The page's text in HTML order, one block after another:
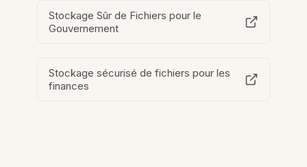
Stockage Sûr de Fichiers pour le
Gouvernement
Stockage sécurisé de fichiers pour les
finances